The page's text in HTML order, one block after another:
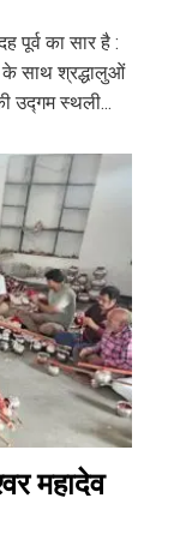
पूर्व का सार है :
के साथ श्रद्धालुओं
उद्गम स्थली...
महादेव